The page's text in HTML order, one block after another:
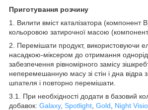
Приготування розчину
1. Вилити вміст каталізатора (компонент
кольоровою затирочної масою
2. Перемішати продукт, використовуючи
насадкою-міксером до отримання
забезпечення рівномірного замісу
неперемешанную масу зі стін і дна відра
шпателя і повторно перемішати.
3.1. При необхідності додати в базовий
добавок: Galaxy, Spotlight Gold Night